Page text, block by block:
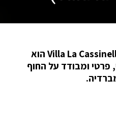
מלון Villa La Cassinella, Lake Como, Italy הוא
פרטי ומבודד על החוף